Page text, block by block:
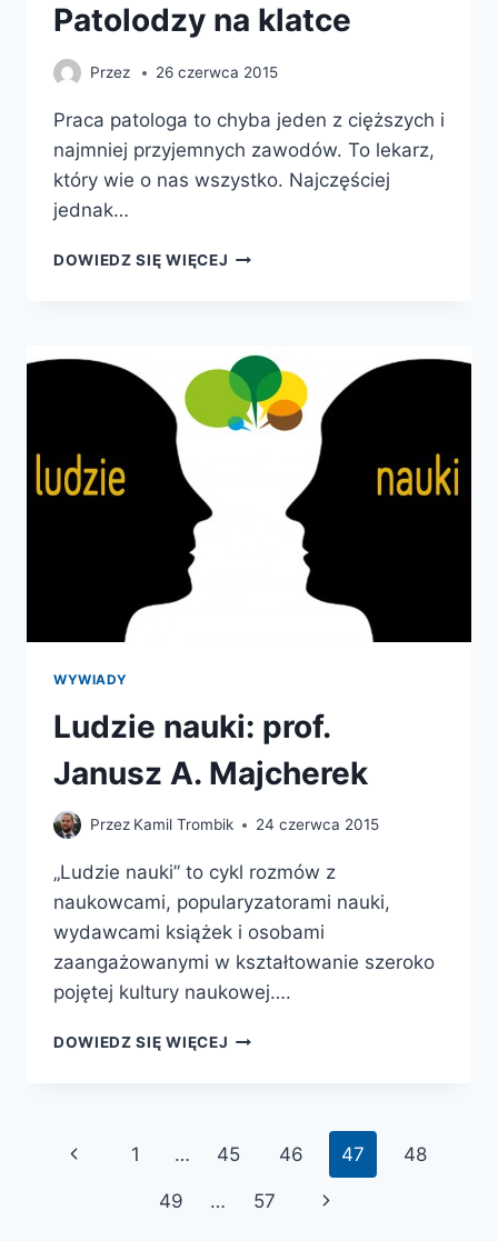
Patolodzy na klatce
Przez 26 czerwca 2015
Praca patologa to chyba jeden z cięższych i
najmniej przyjemnych zawodów. To lekarz,
który wie o nas wszystko. Najczęściej
jednak…
DOWIEDZ SIĘ WIĘCEJ BLOGI
KLATCE
WYWIADY
Ludzie nauki: prof.
Janusz A. Majcherek
Przez Kamil Trombik 24 czerwca 2015
„Ludzie nauki” to cykl rozmów z
naukowcami, popularyzatorami nauki,
wydawcami książek i osobami
zaangażowanymi w kształtowanie szeroko
pojętej kultury naukowej….
DOWIEDZ SIĘ WIĘCEJ LUDZIE
MAJCHEREK
Nawigacja
Poprzednia
1 … 45 46 47 48
49 … 57
Następna